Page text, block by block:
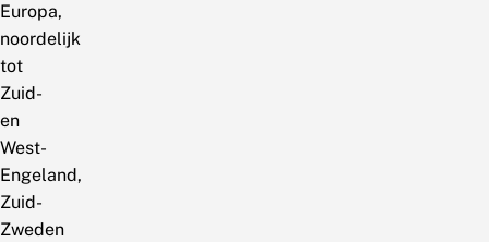
Europa,
noordelijk
tot
Zuid-
en
West-
Engeland,
Zuid-
Zweden